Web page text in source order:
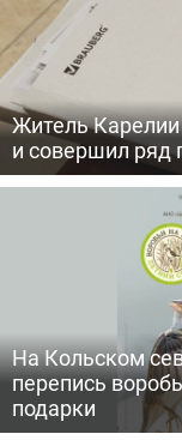
Житель
и совершил ряд
На Кольском
перепись
подарки